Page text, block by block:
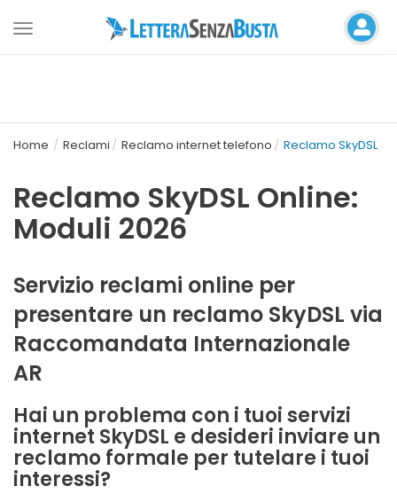
Toggle
Home Reclami Reclamo internet telefono Reclamo SkyDSL
Reclamo SkyDSL Online:
Moduli 2026
Servizio reclami online per
presentare un reclamo SkyDSL via
Raccomandata Internazionale
AR
Hai un problema con i tuoi servizi
internet SkyDSL e desideri inviare un
reclamo formale per tutelare i tuoi
interessi?